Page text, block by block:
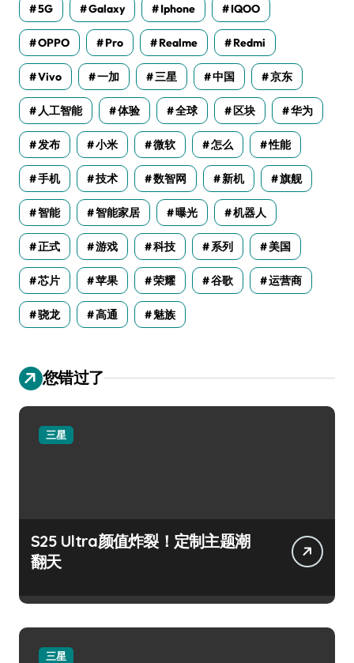
5G Galaxy Iphone IQOO
OPPO Pro Realme Redmi
Vivo 一加 三星 中国 京东
人工智能 体验 全球 区块 华为
发布 小米 微软 怎么 性能
手机 技术 数智网 新机 旗舰
智能 智能家居 曝光 机器人
正式 游戏 科技 系列 美国
芯片 苹果 荣耀 谷歌 运营商
骁龙 高通 魅族
您错过了
三星
S25 Ultra颜值炸裂！定制主题潮
翻天
三星